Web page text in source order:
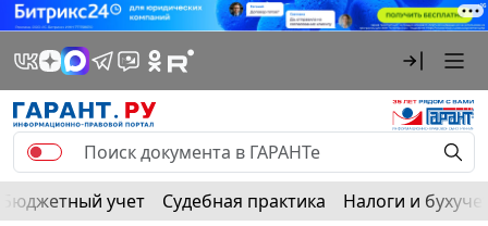
Бюджетный учет Судебная практика Налоги и